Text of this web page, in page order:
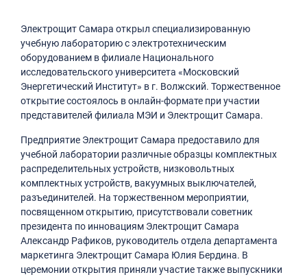
Электрощит Самара открыл специализированную
учебную лабораторию с электротехническим
оборудованием в филиале Национального
исследовательского университета «Московский
Энергетический Институт» в г. Волжский. Торжественное
открытие состоялось в онлайн-формате при участии
представителей филиала МЭИ и Электрощит Самара.
Предприятие Электрощит Самара предоставило для
учебной лаборатории различные образцы комплектных
распределительных устройств, низковольтных
комплектных устройств, вакуумных выключателей,
разъединителей. На торжественном мероприятии,
посвященном открытию, присутствовали советник
президента по инновациям Электрощит Самара
Александр Рафиков, руководитель отдела департамента
маркетинга Электрощит Самара Юлия Бердина. В
церемонии открытия приняли участие также выпускники